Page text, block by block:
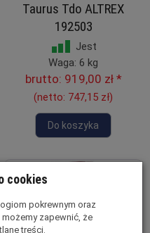
Taurus Tdo ALTREX
192503
Jest
Waga: 6 kg
brutto: 919,00 zł*
(netto: 747,15 zł)
Do koszyka
cookies
pokrewnym oraz
zapewnić, że
treści.